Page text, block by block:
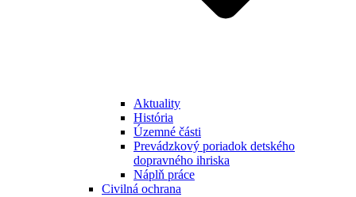
Aktuality
História
Územné části
Prevádzkový poriadok detského
dopravného ihriska
Náplň práce
Civilná ochrana